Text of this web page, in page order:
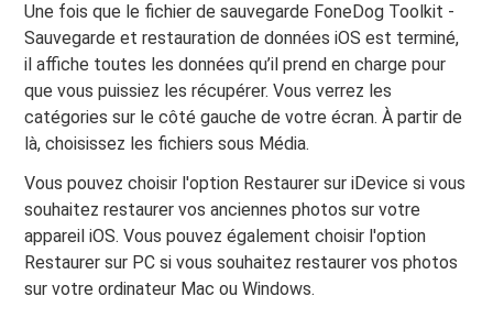
Une fois que le fichier de sauvegarde FoneDog Toolkit -
Sauvegarde et restauration de données iOS est terminé,
il affiche toutes les données qu’il prend en charge pour
que vous puissiez les récupérer. Vous verrez les
catégories sur le côté gauche de votre écran. À partir de
là, choisissez les fichiers sous Média.
Vous pouvez choisir l'option Restaurer sur iDevice si vous
souhaitez restaurer vos anciennes photos sur votre
appareil iOS. Vous pouvez également choisir l'option
Restaurer sur PC si vous souhaitez restaurer vos photos
sur votre ordinateur Mac ou Windows.